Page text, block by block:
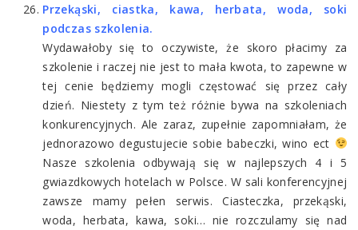
Przekąski, ciastka, kawa, herbata, woda, soki
podczas szkolenia.
Wydawałoby się to oczywiste, że skoro płacimy za
szkolenie i raczej nie jest to mała kwota, to zapewne w
tej cenie będziemy mogli częstować się przez cały
dzień. Niestety z tym też różnie bywa na szkoleniach
konkurencyjnych. Ale zaraz, zupełnie zapomniałam, że
jednorazowo degustujecie sobie babeczki, wino ect
Nasze szkolenia odbywają się w najlepszych 4 i 5
gwiazdkowych hotelach w Polsce. W sali konferencyjnej
zawsze mamy pełen serwis. Ciasteczka, przekąski,
woda, herbata, kawa, soki… nie rozczulamy się nad